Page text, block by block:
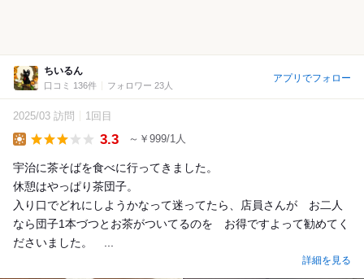
ちいるん
口コミ 136件 フォロワー 23人
アプリでフォロー
2025/03 訪問 1回目
3.3 ～￥999/1人
宇治に茶そばを食べに行ってきました。
休憩はやっぱり茶団子。
入り口でどれにしようかなって迷ってたら、店員さんが お二人
なら団子1本づつとお茶がついてるのを お得ですよって勧めてく
ださいました。 ...
詳細を見る